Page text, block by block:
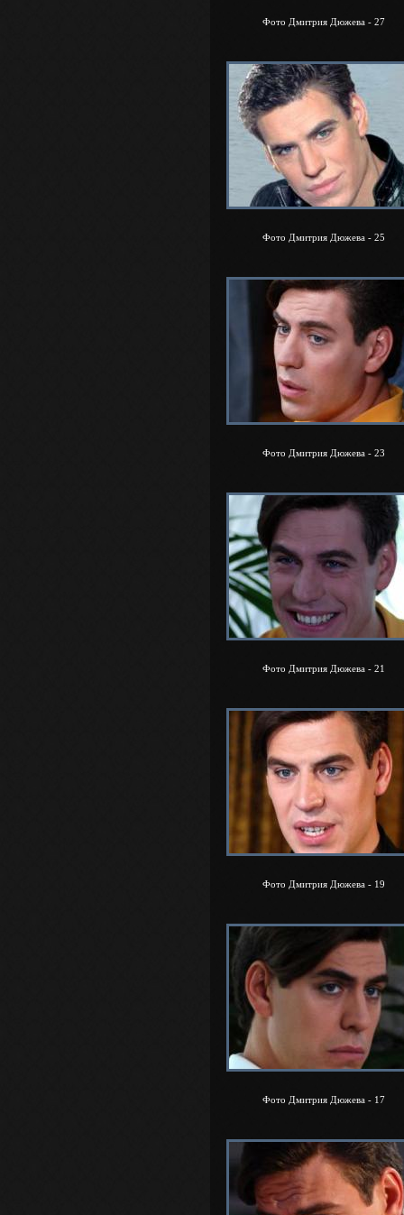
Фото Дмитрия Дюжева - 27
Фото Дмитрия Дюжева - 25
Фото Дмитрия Дюжева - 23
Фото Дмитрия Дюжева - 21
Фото Дмитрия Дюжева - 19
Фото Дмитрия Дюжева - 17